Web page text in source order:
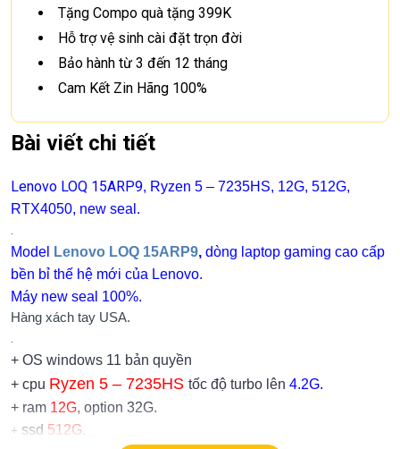
Tặng Compo quà tặng 399K
Hỗ trợ vệ sinh cài đặt trọn đời
Bảo hành từ 3 đến 12 tháng
Cam Kết Zin Hãng 100%
Bài viết chi tiết
Lenovo LOQ 15ARP9, Ryzen 5 – 7235HS, 12G, 512G,
RTX4050, new seal.
.
Model Lenovo LOQ 15ARP9, dòng laptop gaming cao cấp
bền bỉ thế hệ mới của Lenovo.
Máy new seal 100%.
Hàng xách tay USA.
.
+ OS windows 11 bản quyền
+ cpu Ryzen 5 – 7235HS tốc độ turbo lên 4.2G.
+ ram 12G, option 32G.
+ ssd 512G.